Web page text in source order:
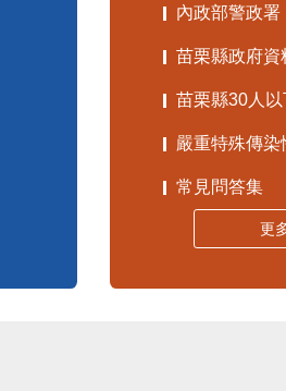
內政部警政署
苗栗縣政府資
苗栗縣30人
嚴重特殊傳染
常見問答集
更